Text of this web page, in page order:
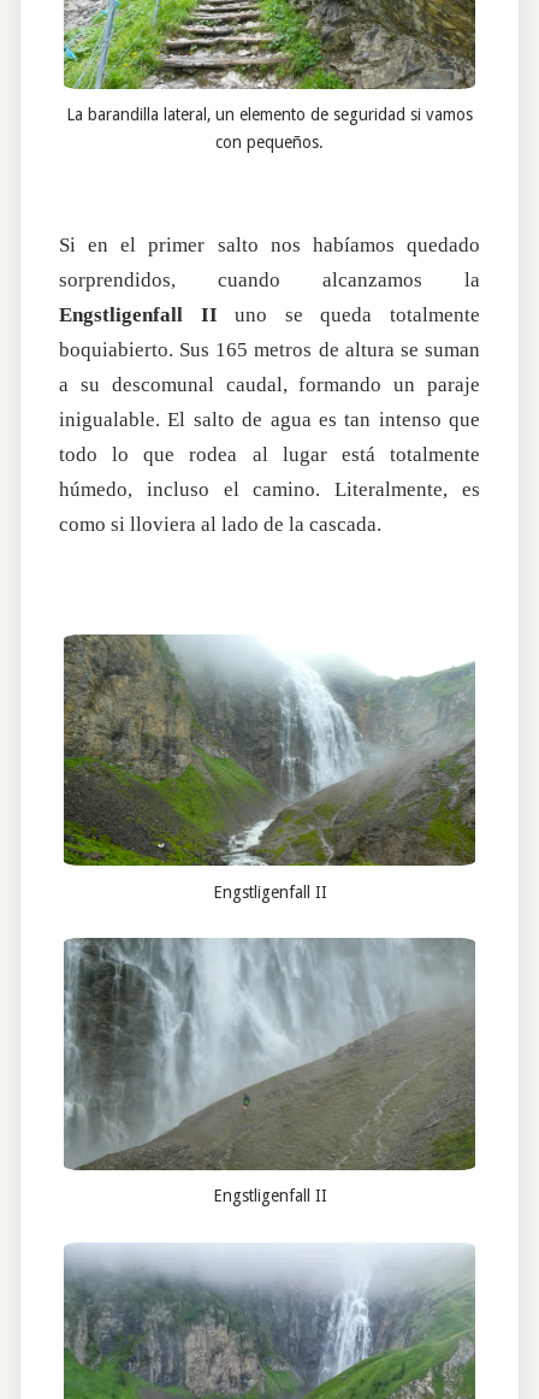
La barandilla lateral, un elemento de seguridad si vamos
con pequeños.
Si en el primer salto nos habíamos quedado
sorprendidos, cuando alcanzamos la
Engstligenfall II uno se queda totalmente
boquiabierto. Sus 165 metros de altura se suman
a su descomunal caudal, formando un paraje
inigualable. El salto de agua es tan intenso que
todo lo que rodea al lugar está totalmente
húmedo, incluso el camino. Literalmente, es
como si lloviera al lado de la cascada.
Engstligenfall II
Engstligenfall II